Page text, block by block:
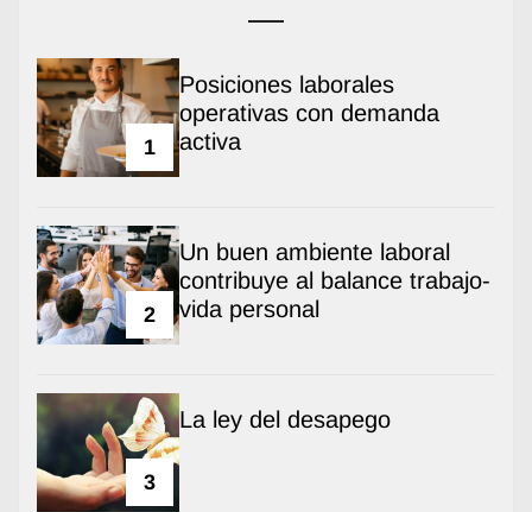
1
Posiciones laborales
operativas con demanda
activa
2
Un buen ambiente laboral
contribuye al balance trabajo-
vida personal
3
La ley del desapego